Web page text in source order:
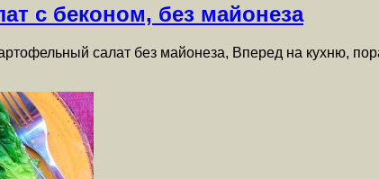
с беконом, без майонеза
салат без майонеза, Вперед на кухню,